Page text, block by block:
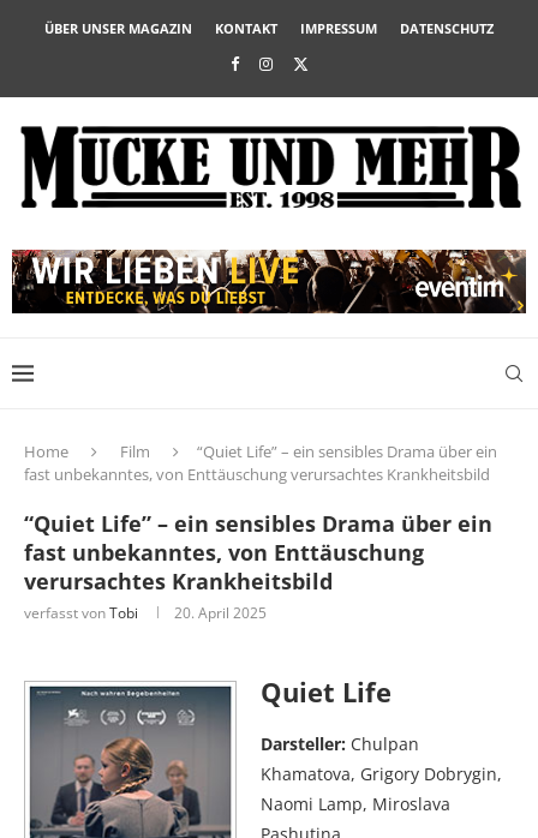
ÜBER UNSER MAGAZIN KONTAKT IMPRESSUM DATENSCHUTZ
Home Film
“Quiet Life” – ein sensibles Drama über ein
fast unbekanntes, von Enttäuschung verursachtes Krankheitsbild
“Quiet Life” – ein sensibles Drama über ein
fast unbekanntes, von Enttäuschung
verursachtes Krankheitsbild
verfasst vonTobi 20. April 2025
Quiet Life
Darsteller: Chulpan
Khamatova, Grigory Dobrygin,
Naomi Lamp, Miroslava